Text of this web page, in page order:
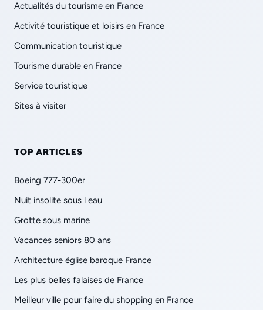
Actualités du tourisme en France
Activité touristique et loisirs en France
Communication touristique
Tourisme durable en France
Service touristique
Sites à visiter
TOP ARTICLES
Boeing 777-300er
Nuit insolite sous l eau
Grotte sous marine
Vacances seniors 80 ans
Architecture église baroque France
Les plus belles falaises de France
Meilleur ville pour faire du shopping en France